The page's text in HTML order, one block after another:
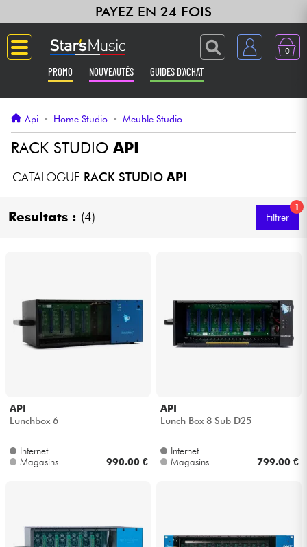
PAYEZ EN 24 FOIS
0
PROMO NOUVEAUTÉS GUIDES D'ACHAT
Guitares & Basses
Amplis & Effets
Claviers & Pianos
Casques
Eclairage
Vents
Api • Home Studio • Meuble Studio
RACK STUDIO API
CATALOGUE RACK STUDIO API
Resultats : (4)
1
Filtrer
API
Lunchbox 6
Internet
Magasins
990.00 €
API
Lunch Box 8 Sub D25
Internet
Magasins
799.00 €